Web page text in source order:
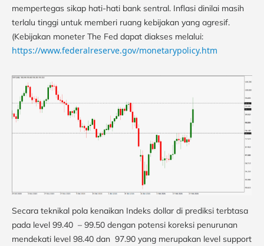
mempertegas sikap hati-hati bank sentral. Inflasi dinilai masih
terlalu tinggi untuk memberi ruang kebijakan yang agresif.
(Kebijakan moneter The Fed dapat diakses melalui:
https://www.federalreserve.gov/monetarypolicy.htm
Secara teknikal pola kenaikan Indeks dollar di prediksi terbtasa
pada level 99.40 – 99.50 dengan potensi koreksi penurunan
mendekati level 98.40 dan 97.90 yang merupakan level support